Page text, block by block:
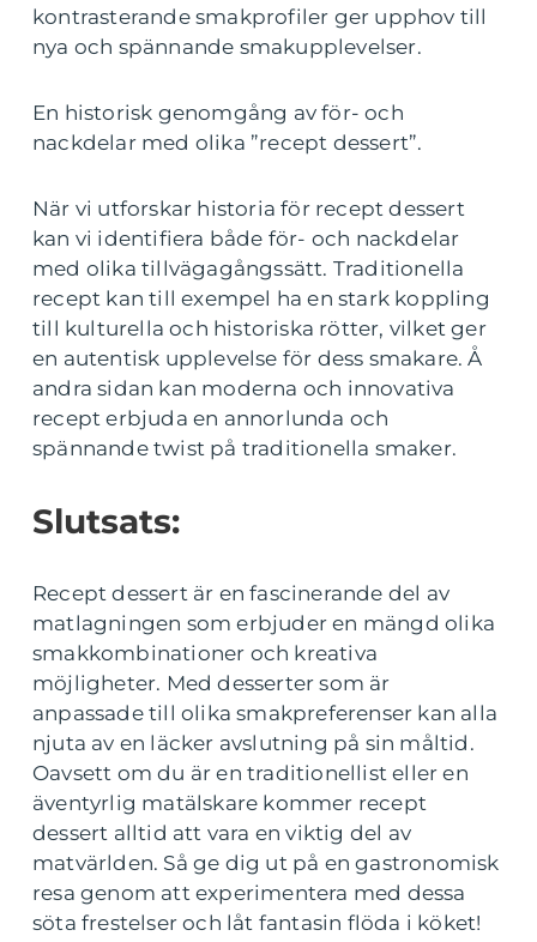
kontrasterande smakprofiler ger upphov till
nya och spännande smakupplevelser.
En historisk genomgång av för- och
nackdelar med olika ”recept dessert”.
När vi utforskar historia för recept dessert
kan vi identifiera både för- och nackdelar
med olika tillvägagångssätt. Traditionella
recept kan till exempel ha en stark koppling
till kulturella och historiska rötter, vilket ger
en autentisk upplevelse för dess smakare. Å
andra sidan kan moderna och innovativa
recept erbjuda en annorlunda och
spännande twist på traditionella smaker.
Slutsats:
Recept dessert är en fascinerande del av
matlagningen som erbjuder en mängd olika
smakkombinationer och kreativa
möjligheter. Med desserter som är
anpassade till olika smakpreferenser kan alla
njuta av en läcker avslutning på sin måltid.
Oavsett om du är en traditionellist eller en
äventyrlig matälskare kommer recept
dessert alltid att vara en viktig del av
matvärlden. Så ge dig ut på en gastronomisk
resa genom att experimentera med dessa
söta frestelser och låt fantasin flöda i köket!